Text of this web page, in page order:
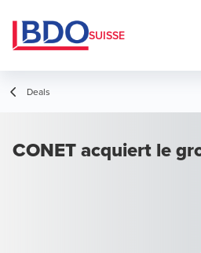
SUISSE
Deals
CONET acquiert le